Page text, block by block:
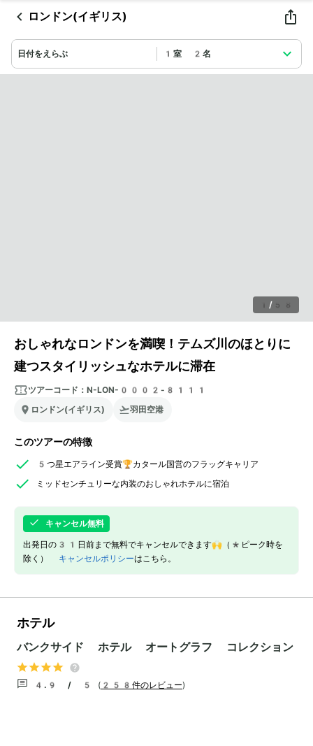
ロンドン(イギリス)
日付をえらぶ 1室 2名
1 / 58
おしゃれなロンドンを満喫！テムズ川のほとりに
建つスタイリッシュなホテルに滞在
ツアーコード： N-LON-0002-8111
ロンドン(イギリス)
羽田空港
このツアーの特徴
5つ星エアライン受賞🏆カタール国営のフラッグキャリア
ミッドセンチュリーな内装のおしゃれホテルに宿泊
キャンセル無料
出発日の31日前まで無料でキャンセルできます🙌（*ピーク時を
除く） キャンセルポリシーはこちら。
ホテル
バンクサイド ホテル オートグラフ コレクション
4.9 / 5 ( 258件のレビュー)